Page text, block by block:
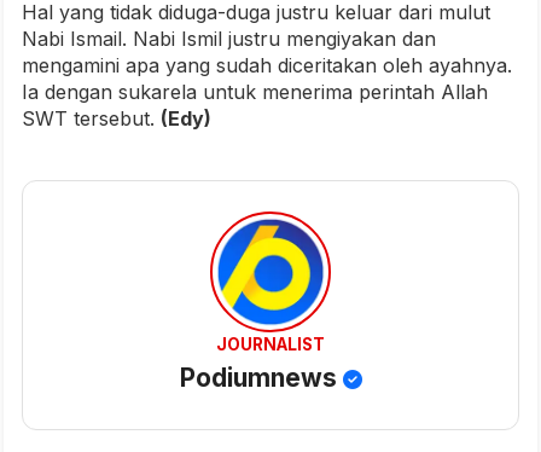
Hal yang tidak diduga-duga justru keluar dari mulut
Nabi Ismail. Nabi Ismil justru mengiyakan dan
mengamini apa yang sudah diceritakan oleh ayahnya.
Ia dengan sukarela untuk menerima perintah Allah
SWT tersebut. (Edy)
JOURNALIST
Podiumnews